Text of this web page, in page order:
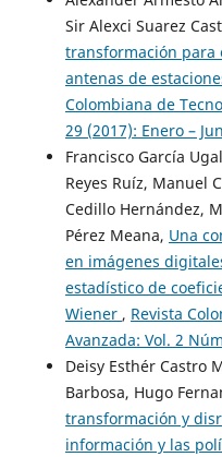
Sir Alexci Suarez
transformación para
antenas de
Colombiana de
29 (2017): Enero –
Francisco García
Reyes Ruíz, Manuel
Cedillo Hernández,
Pérez Meana, Una
en imágenes
estadístico de
Wiener , Revista
Avanzada: Vol. 2
Deisy Esthér Castro
Barbosa, Hugo
transformación y
información y las